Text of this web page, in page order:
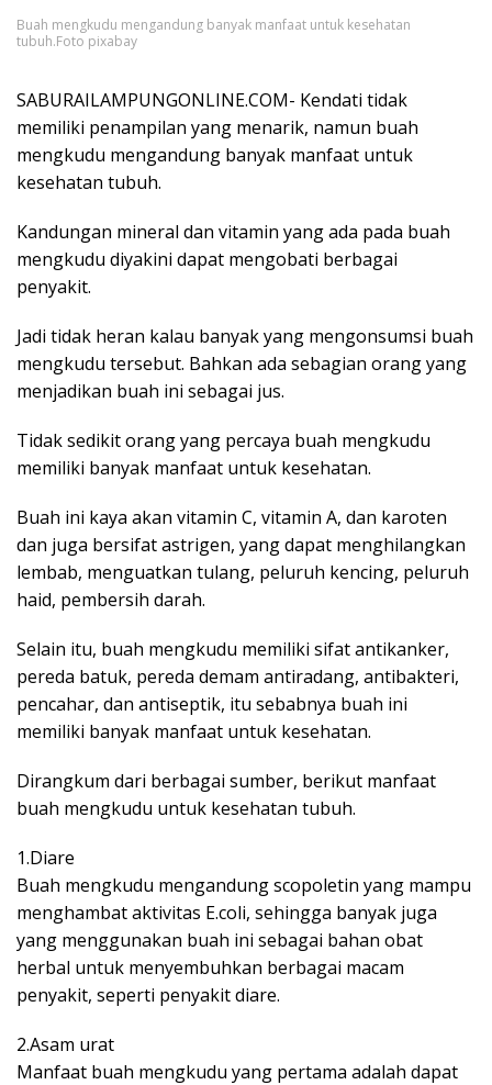
Buah mengkudu mengandung banyak manfaat untuk kesehatan
tubuh.Foto pixabay
SABURAILAMPUNGONLINE.COM- Kendati tidak
memiliki penampilan yang menarik, namun buah
mengkudu mengandung banyak manfaat untuk
kesehatan tubuh.
Kandungan mineral dan vitamin yang ada pada buah
mengkudu diyakini dapat mengobati berbagai
penyakit.
Jadi tidak heran kalau banyak yang mengonsumsi buah
mengkudu tersebut. Bahkan ada sebagian orang yang
menjadikan buah ini sebagai jus.
Tidak sedikit orang yang percaya buah mengkudu
memiliki banyak manfaat untuk kesehatan.
Buah ini kaya akan vitamin C, vitamin A, dan karoten
dan juga bersifat astrigen, yang dapat menghilangkan
lembab, menguatkan tulang, peluruh kencing, peluruh
haid, pembersih darah.
Selain itu, buah mengkudu memiliki sifat antikanker,
pereda batuk, pereda demam antiradang, antibakteri,
pencahar, dan antiseptik, itu sebabnya buah ini
memiliki banyak manfaat untuk kesehatan.
Dirangkum dari berbagai sumber, berikut manfaat
buah mengkudu untuk kesehatan tubuh.
1.Diare
Buah mengkudu mengandung scopoletin yang mampu
menghambat aktivitas E.coli, sehingga banyak juga
yang menggunakan buah ini sebagai bahan obat
herbal untuk menyembuhkan berbagai macam
penyakit, seperti penyakit diare.
2.Asam urat
Manfaat buah mengkudu yang pertama adalah dapat